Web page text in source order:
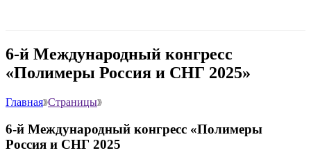
6-й Международный конгресс
«Полимеры Россия и СНГ 2025»
Главная Страницы
6-й Международный конгресс «Полимеры
Россия и СНГ 2025